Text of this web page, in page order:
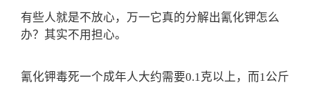
有些人就是不放心，万一它真的分解出氰化钾怎么
办？其实不用担心。
氰化钾毒死一个成年人大约需要0.1克以上，而1公斤